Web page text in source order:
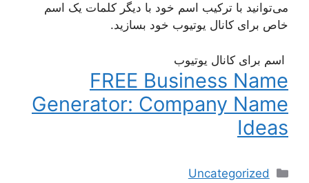
می‌توانید با ترکیب اسم خود با دیگر کلمات یک اسم
خاص برای کانال یوتیوب خود بسازید.
اسم برای کانال یوتیوب
FREE Business Name
Generator: Company Name
Ideas
دسته‌ها
Uncategorized